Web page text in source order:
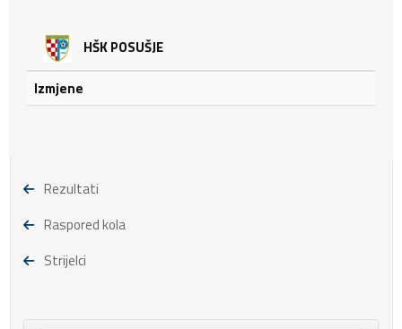
HŠK POSUŠJE
Izmjene
Rezultati
Raspored kola
Strijelci